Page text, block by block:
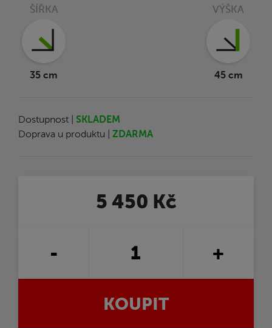
ŠÍŘKA
35 cm
VÝŠKA
45 cm
Dostupnost | SKLADEM
Doprava u produktu | ZDARMA
5 450 Kč
- +
KOUPIT